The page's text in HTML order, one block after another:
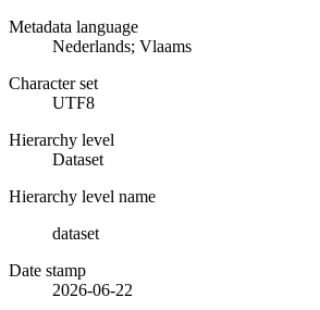
Metadata language
Nederlands; Vlaams
Character set
UTF8
Hierarchy level
Dataset
Hierarchy level name
dataset
Date stamp
2026-06-22